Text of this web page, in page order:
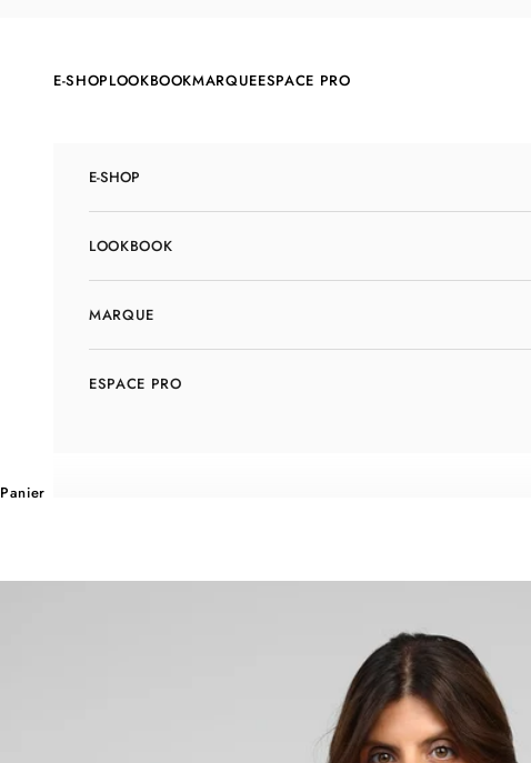
E-SHOPLOOKBOOKMARQUEESPACE PRO
E-SHOP
LOOKBOOK
MARQUE
ESPACE PRO
Panier